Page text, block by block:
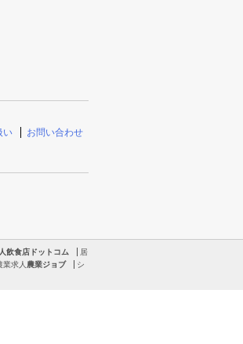
い
お問い合わせ
飲食店ドットコム
居
業求人農業ジョブ
シ